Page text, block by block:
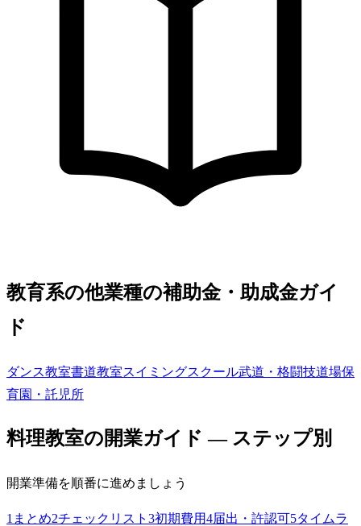
教育系の他業種の補助金・助成金ガイ
ド
ダンス教室書道教室スイミングスクール武道・格闘技道場保
育園・託児所
料理教室の開業ガイド — ステップ別
開業準備を順番に進めましょう
1 まとめ2チェックリスト 3初期費用4届出・許認可5タイムラ